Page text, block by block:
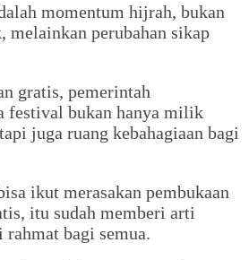
momentum hijrah, bukan
melainkan perubahan sikap
gratis, pemerintah
festival bukan hanya milik
juga ruang kebahagiaan bagi
ikut merasakan pembukaan
itu sudah memberi arti
rahmat bagi semua.